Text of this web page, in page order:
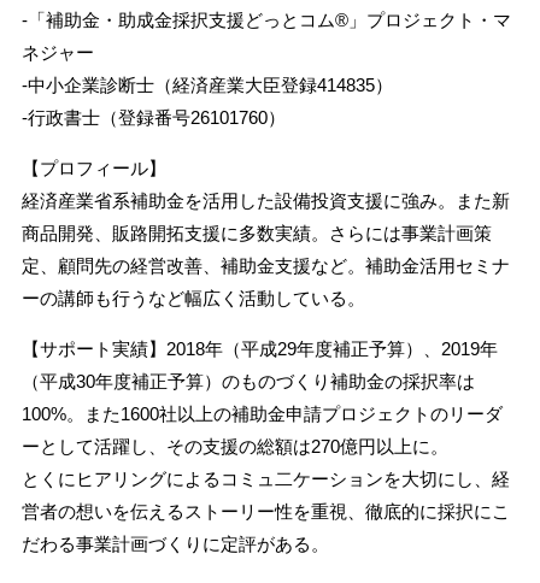
-「補助金・助成金採択支援どっとコム®」プロジェクト・マ
ネジャー
-中小企業診断士（経済産業大臣登録414835）
-行政書士（登録番号26101760）
【プロフィール】
経済産業省系補助金を活用した設備投資支援に強み。また新
商品開発、販路開拓支援に多数実績。さらには事業計画策
定、顧問先の経営改善、補助金支援など。補助金活用セミナ
ーの講師も行うなど幅広く活動している。
【サポート実績】2018年（平成29年度補正予算）、2019年
（平成30年度補正予算）のものづくり補助金の採択率は
100%。また1600社以上の補助金申請プロジェクトのリーダ
ーとして活躍し、その支援の総額は270億円以上に。
とくにヒアリングによるコミュ二ケーションを大切にし、経
営者の想いを伝えるストーリー性を重視、徹底的に採択にこ
だわる事業計画づくりに定評がある。